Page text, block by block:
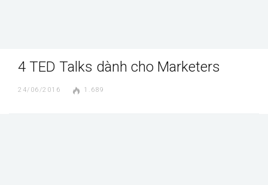
4 TED Talks dành cho Marketers
24/06/2016 1.689